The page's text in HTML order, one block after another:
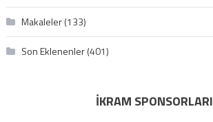
Makaleler(133)
Son Eklenenler(401)
İKRAM SPONSORLARI